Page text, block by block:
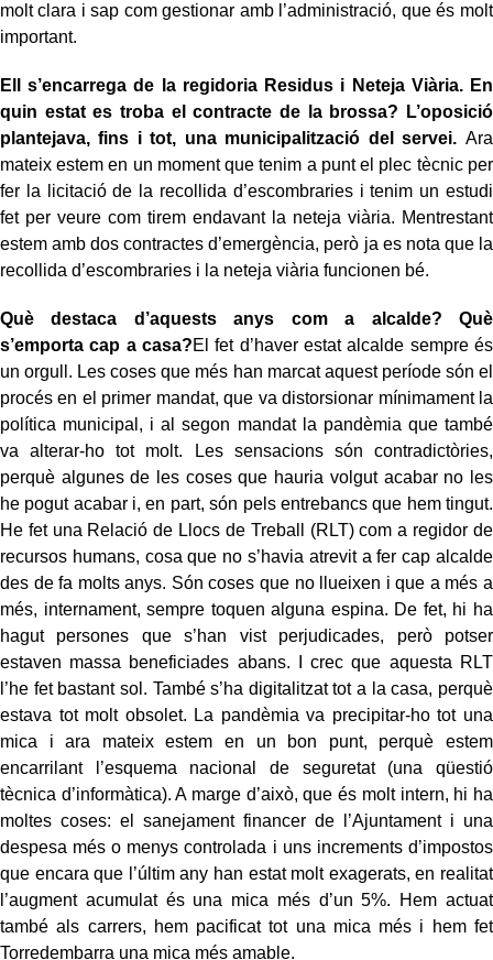
molt clara i sap com gestionar amb l’administració, que és molt
important.
Ell s’encarrega de la regidoria Residus i Neteja Viària. En
quin estat es troba el contracte de la brossa? L’oposició
plantejava, fins i tot, una municipalització del servei. Ara
mateix estem en un moment que tenim a punt el plec tècnic per
fer la licitació de la recollida d’escombraries i tenim un estudi
fet per veure com tirem endavant la neteja viària. Mentrestant
estem amb dos contractes d’emergència, però ja es nota que la
recollida d’escombraries i la neteja viària funcionen bé.
Què destaca d’aquests anys com a alcalde? Què
s’emporta cap a casa?El fet d’haver estat alcalde sempre és
un orgull. Les coses que més han marcat aquest període són el
procés en el primer mandat, que va distorsionar mínimament la
política municipal, i al segon mandat la pandèmia que també
va alterar-ho tot molt. Les sensacions són contradictòries,
perquè algunes de les coses que hauria volgut acabar no les
he pogut acabar i, en part, són pels entrebancs que hem tingut.
He fet una Relació de Llocs de Treball (RLT) com a regidor de
recursos humans, cosa que no s’havia atrevit a fer cap alcalde
des de fa molts anys. Són coses que no llueixen i que a més a
més, internament, sempre toquen alguna espina. De fet, hi ha
hagut persones que s’han vist perjudicades, però potser
estaven massa beneficiades abans. I crec que aquesta RLT
l’he fet bastant sol. També s’ha digitalitzat tot a la casa, perquè
estava tot molt obsolet. La pandèmia va precipitar-ho tot una
mica i ara mateix estem en un bon punt, perquè estem
encarrilant l’esquema nacional de seguretat (una qüestió
tècnica d’informàtica). A marge d’això, que és molt intern, hi ha
moltes coses: el sanejament financer de l’Ajuntament i una
despesa més o menys controlada i uns increments d’impostos
que encara que l’últim any han estat molt exagerats, en realitat
l’augment acumulat és una mica més d’un 5%. Hem actuat
també als carrers, hem pacificat tot una mica més i hem fet
Torredembarra una mica més amable.